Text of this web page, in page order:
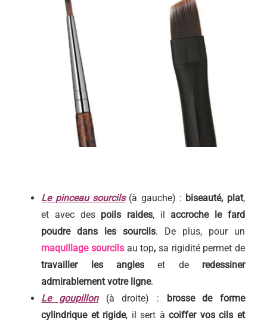
Le pinceau sourcils(à gauche) : biseauté, plat,
et avec des poils raides, il accroche le fard
poudre dans les sourcils. De plus, pour un
maquillage sourcils au top, sa rigidité permet de
travailler les angleset de redessiner
admirablement votre ligne.
Le goupillon(à droite) : brosse de forme
cylindrique et rigide, il sert àcoiffer vos cils et